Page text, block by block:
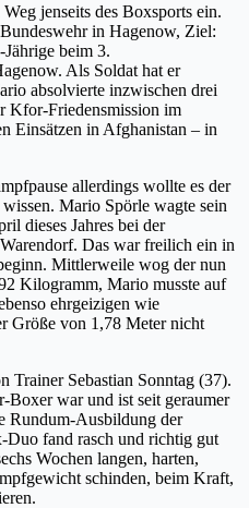
jenseits des Boxsports ein.
in Hagenow, Ziel:
beim 3.
Als Soldat hat er
absolvierte inzwischen drei
Kfor-Friedensmission im
Einsätzen in Afghanistan – in
allerdings wollte es der
Mario Spörle wagte sein
dieses Jahres bei der
Das war freilich ein in
Mittlerweile wog der nun
Kilogramm, Mario musste auf
ehrgeizigen wie
Größe von 1,78 Meter nicht
Trainer Sebastian Sonntag (37).
war und ist seit geraumer
Rundum-Ausbildung der
fand rasch und richtig gut
Wochen langen, harten,
schinden, beim Kraft,